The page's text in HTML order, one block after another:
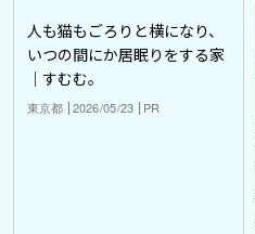
人も猫もごろりと横になり、
いつの間にか居眠りをする家
｜すむむ。
東京都 2026/05/23 PR